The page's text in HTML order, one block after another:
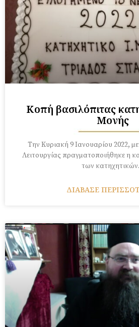
Κοπή βασιλόπιτας
Μονής
Tην Κυριακή 9 Ιανουαρίου 2022,
Λειτουργίας πραγματοποιήθηκε η
των
ΔΙΑΒΑΣΕ